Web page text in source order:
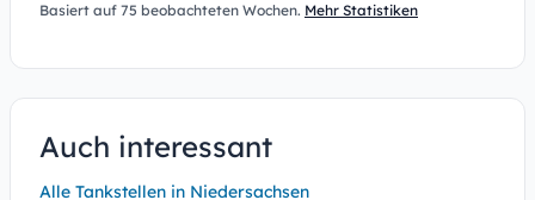
Basiert auf 75 beobachteten Wochen. Mehr Statistiken
Auch interessant
Alle Tankstellen in Niedersachsen